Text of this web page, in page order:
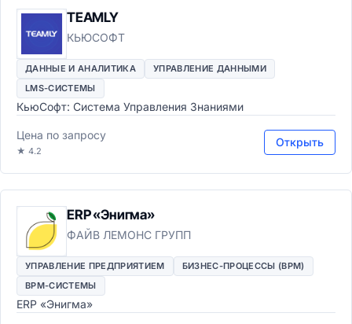
TEAMLY
КЬЮСОФТ
ДАННЫЕ И АНАЛИТИКА
УПРАВЛЕНИЕ ДАННЫМИ
LMS-СИСТЕМЫ
КьюСофт: Система Управления Знаниями
Цена по запросу
★ 4.2
Открыть
ERP «Энигма»
ФАЙВ ЛЕМОНС ГРУПП
УПРАВЛЕНИЕ ПРЕДПРИЯТИЕМ
БИЗНЕС-ПРОЦЕССЫ (BPM)
BPM-СИСТЕМЫ
ERP «Энигма»